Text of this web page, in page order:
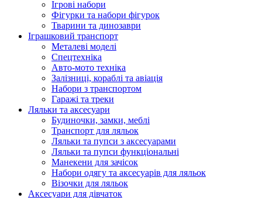
Ігрові набори
Фігурки та набори фігурок
Тварини та динозаври
Іграшковий транспорт
Металеві моделі
Спецтехніка
Авто-мото техніка
Залізниці, кораблі та авіація
Набори з транспортом
Гаражі та треки
Ляльки та аксесуари
Будиночки, замки, меблі
Транспорт для ляльок
Ляльки та пупси з аксесуарами
Ляльки та пупси функціональні
Манекени для зачісок
Набори одягу та аксесуарів для ляльок
Візочки для ляльок
Аксесуари для дівчаток